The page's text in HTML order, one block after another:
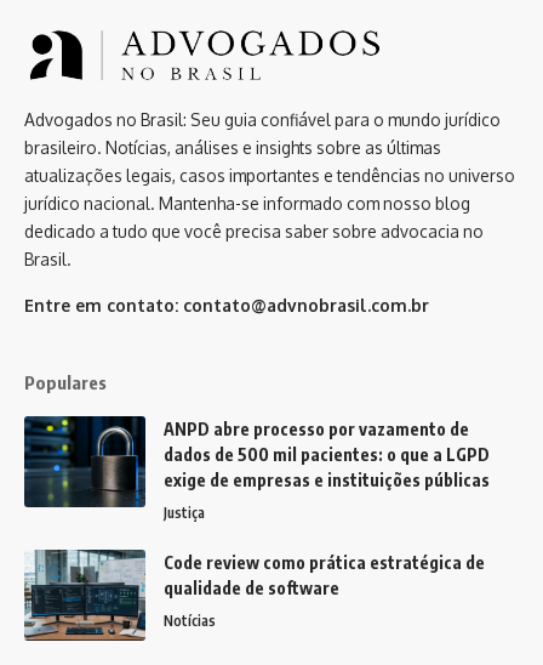
Advogados no Brasil: Seu guia confiável para o mundo jurídico
brasileiro. Notícias, análises e insights sobre as últimas
atualizações legais, casos importantes e tendências no universo
jurídico nacional. Mantenha-se informado com nosso blog
dedicado a tudo que você precisa saber sobre advocacia no
Brasil.
Entre em contato: contato@advnobrasil.com.br
Populares
ANPD abre processo por vazamento de
dados de 500 mil pacientes: o que a LGPD
exige de empresas e instituições públicas
Justiça
Code review como prática estratégica de
qualidade de software
Notícias